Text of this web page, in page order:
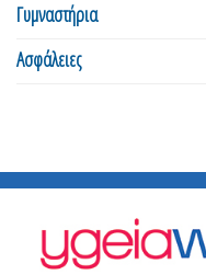
Γυμναστήρια
Ασφάλειες